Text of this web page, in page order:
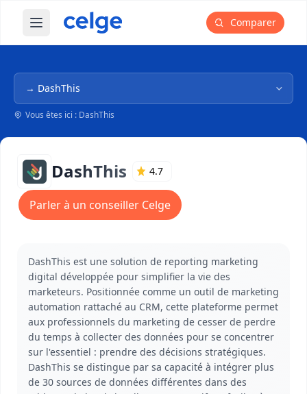
Ouvrir le menu principal Comparer
Navigation dans l'arborescence
Vous êtes ici : DashThis
DashThis 4.7
Parler à un conseiller Celge
DashThis est une solution de reporting marketing
digital développée pour simplifier la vie des
marketeurs. Positionnée comme un outil de marketing
automation rattaché au CRM, cette plateforme permet
aux professionnels du marketing de cesser de perdre
du temps à collecter des données pour se concentrer
sur l'essentiel : prendre des décisions stratégiques.
DashThis se distingue par sa capacité à intégrer plus
de 30 sources de données différentes dans des